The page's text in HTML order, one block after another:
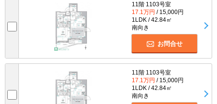
11階 1103号室
17.1万円 / 15,000円
1LDK / 42.84㎡
南向き
お問合せ
11階 1103号室
17.1万円 / 15,000円
1LDK / 42.84㎡
南向き